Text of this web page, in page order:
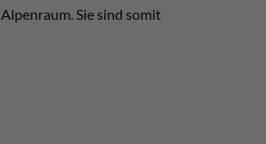
Sie sind somit